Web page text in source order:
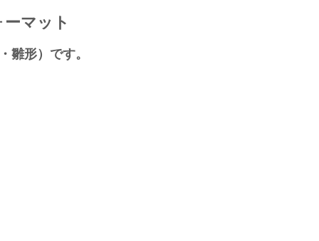
マット
雛形）です。